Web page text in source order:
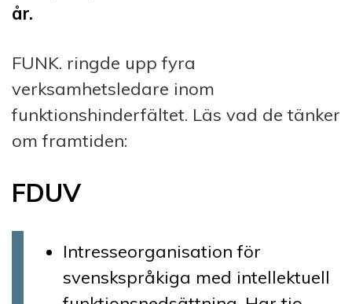
år.
FUNK. ringde upp fyra
verksamhetsledare inom
funktionshinderfältet. Läs vad de tänker
om framtiden:
FDUV
Intresseorganisation för
svenskspråkiga med intellektuell